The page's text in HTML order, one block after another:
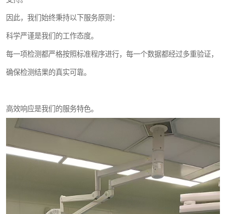
因此，我们始终秉持以下服务原则：
科学严谨是我们的工作态度。
每一项检测都严格按照标准程序进行，每一个数据都经过多重验证，
确保检测结果的真实可靠。
高效响应是我们的服务特色。